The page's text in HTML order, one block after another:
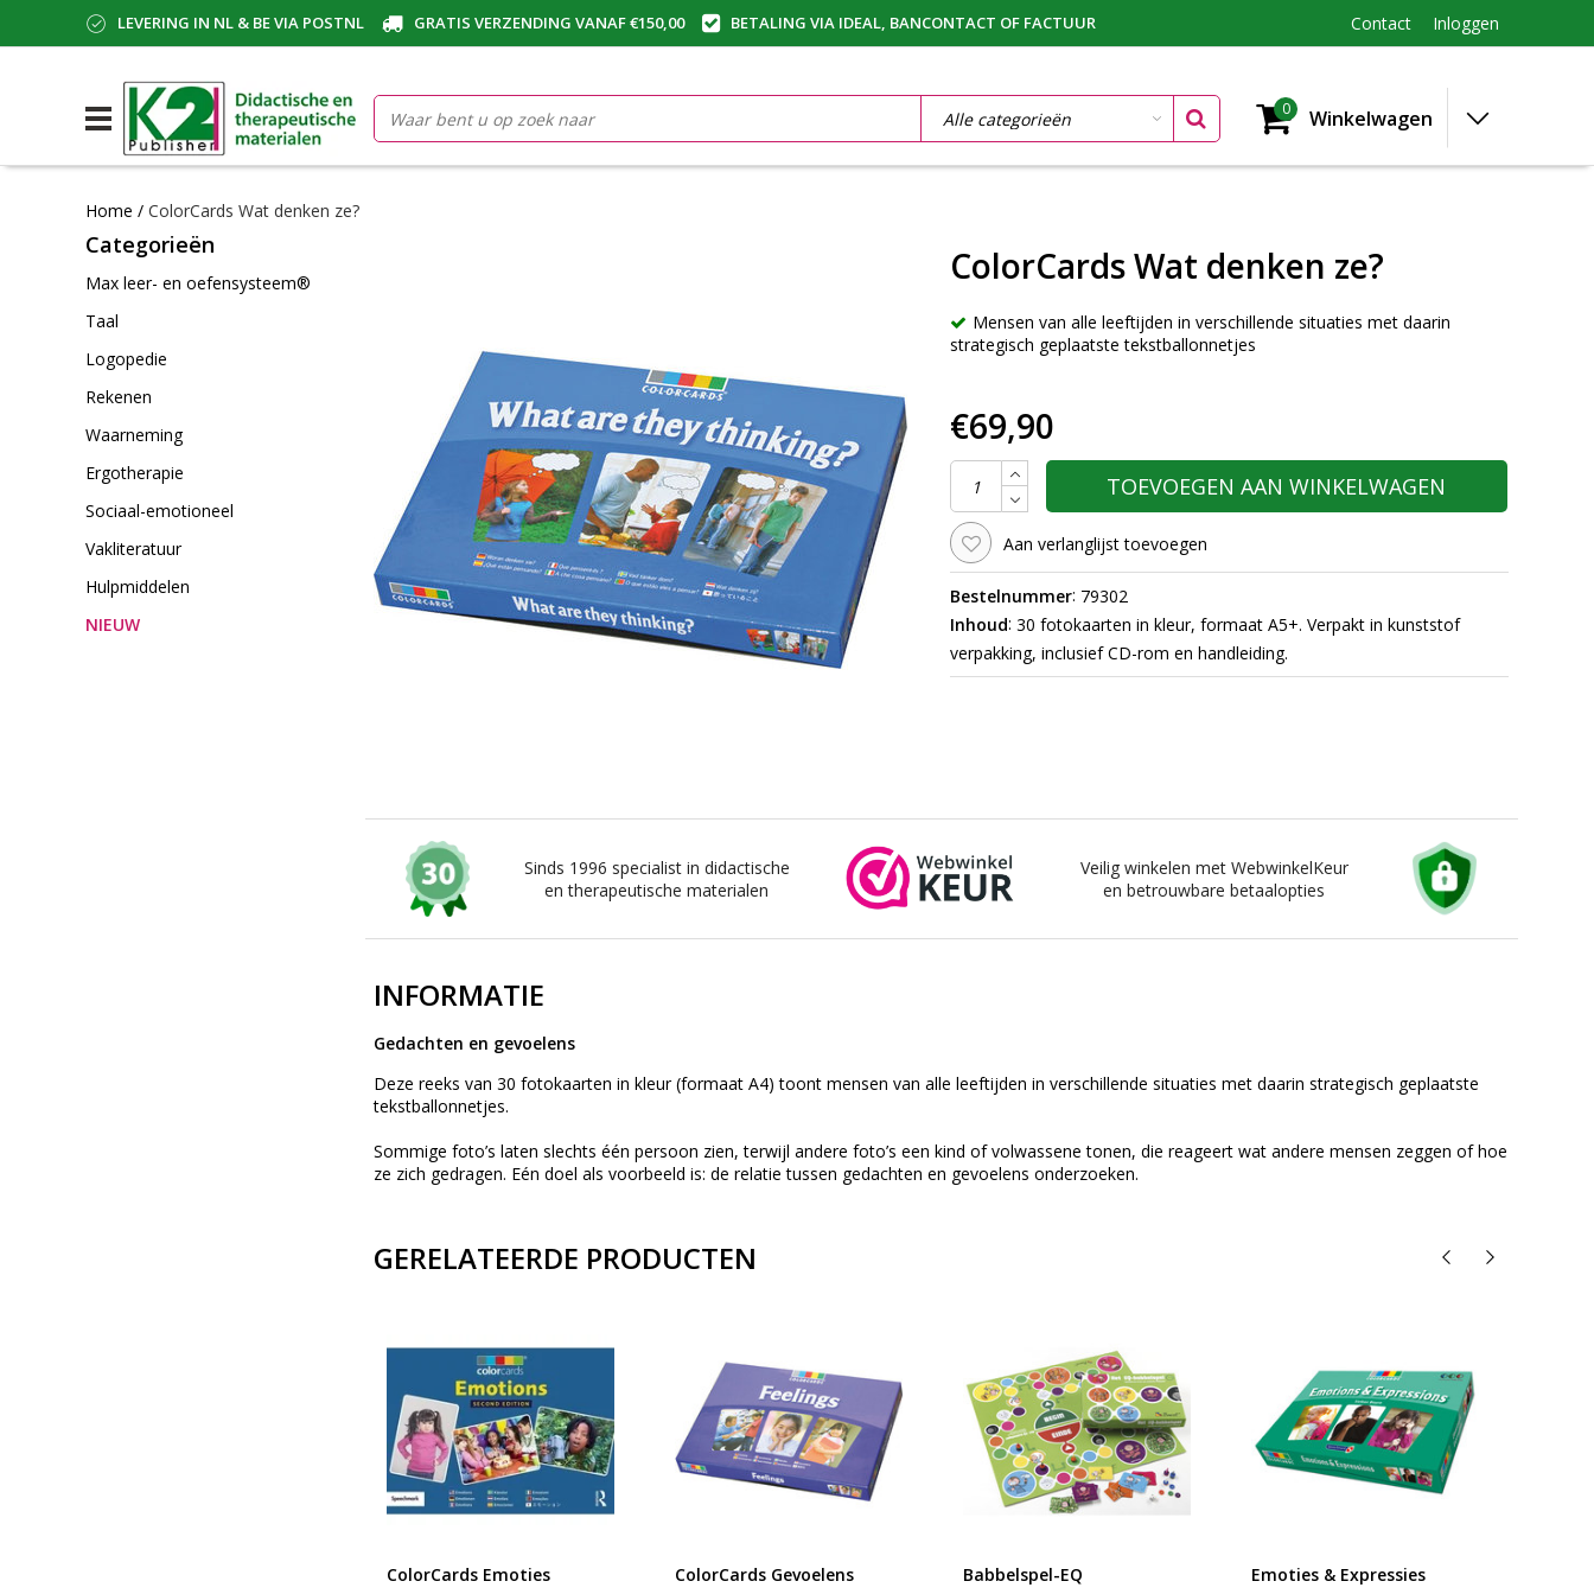
LEVERING IN NL & BE VIA POSTNL GRATIS VERZENDING VANAF €150,00 BETALING VIA IDEAL, BANCONTACT OF FACTUUR Contact Inloggen
0 Winkelwagen
Home / ColorCards Wat denken ze?
Categorieën
Max leer- en oefensysteem®
Taal
Logopedie
Rekenen
Waarneming
Ergotherapie
Sociaal-emotioneel
Vakliteratuur
Hulpmiddelen
NIEUW
ColorCards Wat denken ze?
Mensen van alle leeftijden in verschillende situaties met daarin
strategisch geplaatste tekstballonnetjes
€69,90
TOEVOEGEN AAN WINKELWAGEN
Aan verlanglijst toevoegen
Bestelnummer: 79302
Inhoud: 30 fotokaarten in kleur, formaat A5+. Verpakt in kunststof
verpakking, inclusief CD-rom en handleiding.
Sinds 1996 specialist in didactische
en therapeutische materialen
Veilig winkelen met WebwinkelKeur
en betrouwbare betaalopties
INFORMATIE
Gedachten en gevoelens
Deze reeks van 30 fotokaarten in kleur (formaat A4) toont mensen van alle leeftijden in verschillende situaties met daarin strategisch geplaatste
tekstballonnetjes.
Sommige foto’s laten slechts één persoon zien, terwijl andere foto’s een kind of volwassene tonen, die reageert wat andere mensen zeggen of hoe
ze zich gedragen. Eén doel als voorbeeld is: de relatie tussen gedachten en gevoelens onderzoeken.
GERELATEERDE PRODUCTEN
ColorCards Emoties ColorCards Gevoelens Babbelspel-EQ Emoties & Expressies